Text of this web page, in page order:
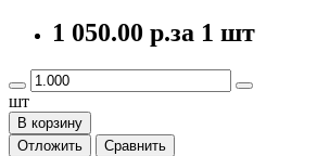
1 050.00 р.за 1 шт
шт
В корзину
Отложить
Сравнить